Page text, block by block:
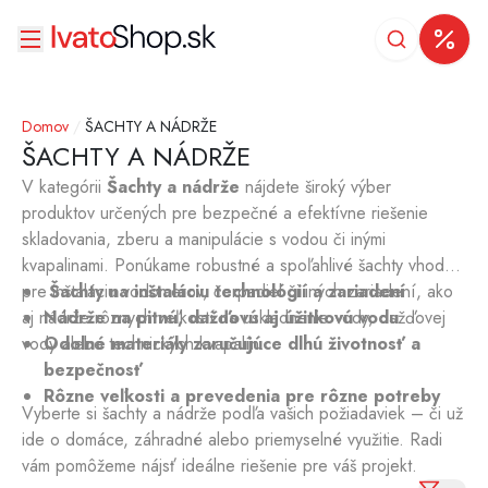
Domov ŠACHTY A NÁDRŽE
ŠACHTY A NÁDRŽE
V kategórii Šachty a nádrže nájdete široký výber
produktov určených pre bezpečné a efektívne riešenie
skladovania, zberu a manipulácie s vodou či inými
kvapalinami. Ponúkame robustné a spoľahlivé šachty vhodné
pre inštaláciu vodomerov, čerpadiel či iných zariadení, ako
aj nádrže rôznych veľkostí na uskladnenie vody, dažďovej
vody alebo technických kvapalín.
Šachty na inštaláciu technológií a zariadení
Nádrže na pitnú, dažďovú aj úžitkovú vodu
Odolné materiály zaručujúce dlhú životnosť a
bezpečnosť
Rôzne veľkosti a prevedenia pre rôzne potreby
Vyberte si šachty a nádrže podľa vašich požiadaviek – či už
ide o domáce, záhradné alebo priemyselné využitie. Radi
vám pomôžeme nájsť ideálne riešenie pre váš projekt.